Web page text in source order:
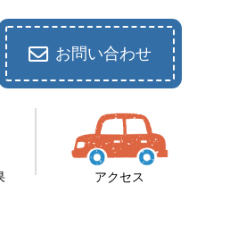
お問い合わせ
アクセス